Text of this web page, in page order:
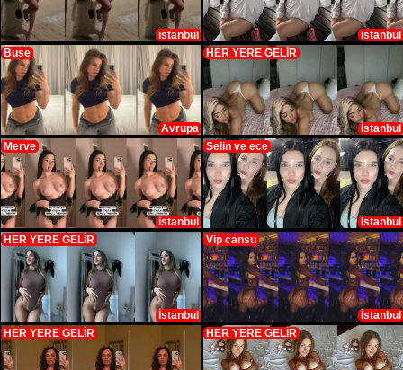
istanbul
istanbul
Buse
Avrupa
HER YERE GELİR
İstanbul
Merve
istanbul
Selin ve ece
İstanbul
HER YERE GELİR
İstanbul
Vip cansu
İstanbul
HER YERE GELİR
HER YERE GELİR